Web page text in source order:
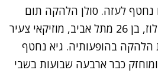
לעזה. סולן הלהקה תום
פטרובר דיבר על גיא אילוז, בן 26 מתל אביב, מוזיקאי צעיר
הלהקה בהופעותיה. גיא נחטף
כבר ארבעה שבועות בשבי